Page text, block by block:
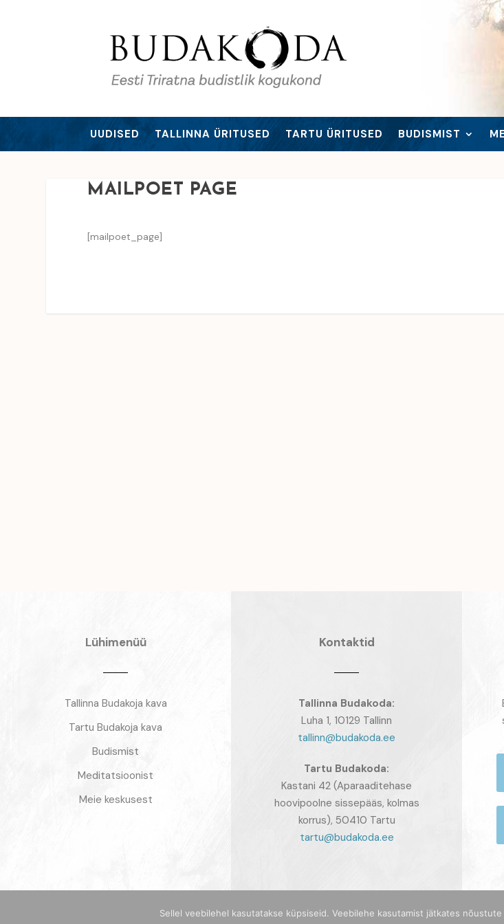
UUDISED TALLINNA ÜRITUSED TARTU ÜRITUSED BUDISMIST
MAILPOET PAGE
[mailpoet_page]
Lühimenüü
Tallinna Budakoja kava
Tartu Budakoja kava
Budismist
Meditatsioonist
Meie keskusest
Kontaktid
Tallinna Budakoda:
Luha 1, 10129 Tallinn
tallinn@budakoda.ee
Tartu Budakoda:
Kastani 42 (Aparaaditehase
hoovipoolne sissepääs, kolmas
korrus), 50410 Tartu
tartu@budakoda.ee
BUDAKODA.EE •
Sellel veebilehel kasutatakse küpsiseid. Veebilehe kasutamist jätkates